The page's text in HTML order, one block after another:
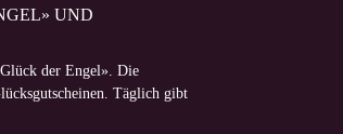
UND
der Engel». Die
Täglich gibt